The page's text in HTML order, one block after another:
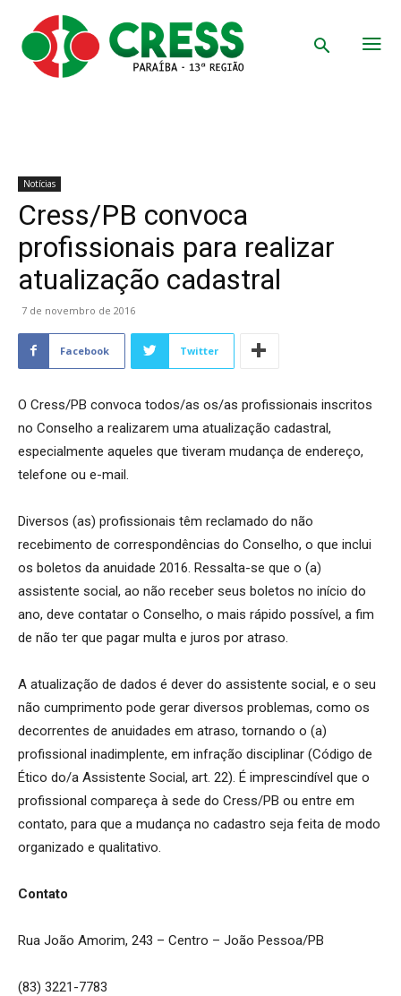
Notícias
Cress/PB convoca
profissionais para realizar
atualização cadastral
7 de novembro de 2016
Facebook Twitter
O Cress/PB convoca todos/as os/as profissionais inscritos
no Conselho a realizarem uma atualização cadastral,
especialmente aqueles que tiveram mudança de endereço,
telefone ou e-mail.
Diversos (as) profissionais têm reclamado do não
recebimento de correspondências do Conselho, o que inclui
os boletos da anuidade 2016. Ressalta-se que o (a)
assistente social, ao não receber seus boletos no início do
ano, deve contatar o Conselho, o mais rápido possível, a fim
de não ter que pagar multa e juros por atraso.
A atualização de dados é dever do assistente social, e o seu
não cumprimento pode gerar diversos problemas, como os
decorrentes de anuidades em atraso, tornando o (a)
profissional inadimplente, em infração disciplinar (Código de
Ético do/a Assistente Social, art. 22). É imprescindível que o
profissional compareça à sede do Cress/PB ou entre em
contato, para que a mudança no cadastro seja feita de modo
organizado e qualitativo.
Contato
Rua João Amorim, 243 – Centro – João Pessoa/PB
(83) 3221-7783